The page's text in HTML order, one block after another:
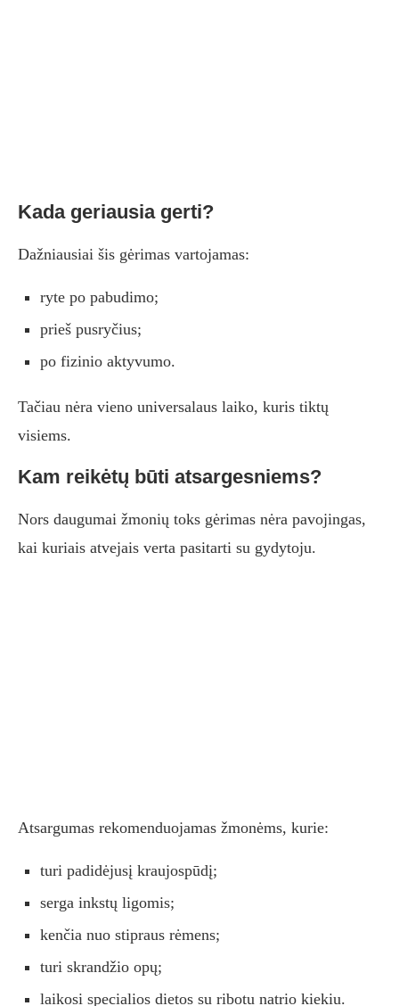
Kada geriausia gerti?
Dažniausiai šis gėrimas vartojamas:
ryte po pabudimo;
prieš pusryčius;
po fizinio aktyvumo.
Tačiau nėra vieno universalaus laiko, kuris tiktų
visiems.
Kam reikėtų būti atsargesniems?
Nors daugumai žmonių toks gėrimas nėra pavojingas,
kai kuriais atvejais verta pasitarti su gydytoju.
Atsargumas rekomenduojamas žmonėms, kurie:
turi padidėjusį kraujospūdį;
serga inkstų ligomis;
kenčia nuo stipraus rėmens;
turi skrandžio opų;
laikosi specialios dietos su ribotu natrio kiekiu.